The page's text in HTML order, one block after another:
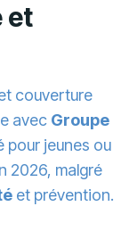
et
couverture
avec Groupe
pour jeunes ou
2026, malgré
et prévention.